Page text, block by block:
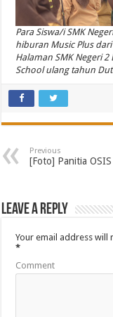
Para Siswa/i SMK
hiburan Music Plus
Halaman SMK Negeri
School ulang tahun
Previous
[Foto] Panitia OSIS
Leave a Reply
Your email address will
*
Comment